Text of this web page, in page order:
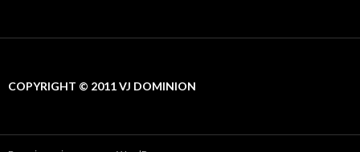
COPYRIGHT © 2011 VJ DOMINION